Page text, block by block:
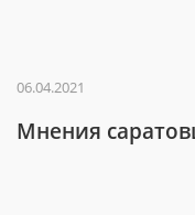
06.04.2021
Мнения